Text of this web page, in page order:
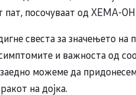
пат, посочуваат од ХЕМА-
свеста за значењето на
и важноста од
можеме да
на дојка.